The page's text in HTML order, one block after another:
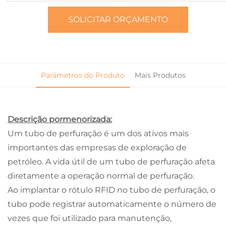
SOLICITAR ORÇAMENTO
Parâmetros do Produto Mais Produtos
Descrição pormenorizada:
Um tubo de perfuração é um dos ativos mais
importantes das empresas de exploração de
petróleo. A vida útil de um tubo de perfuração afeta
diretamente a operação normal de perfuração.
Ao implantar o rótulo RFID no tubo de perfuração, o
tubo pode registrar automaticamente o número de
vezes que foi utilizado para manutenção,